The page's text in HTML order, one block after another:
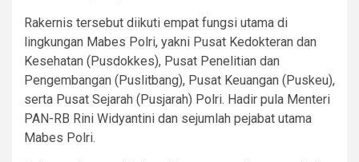
Rakernis tersebut diikuti empat fungsi utama di
lingkungan Mabes Polri, yakni Pusat Kedokteran dan
Kesehatan (Pusdokkes), Pusat Penelitian dan
Pengembangan (Puslitbang), Pusat Keuangan (Puskeu),
serta Pusat Sejarah (Pusjarah) Polri. Hadir pula Menteri
PAN-RB Rini Widyantini dan sejumlah pejabat utama
Mabes Polri.